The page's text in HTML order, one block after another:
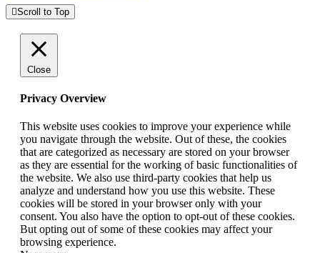
Scroll to Top
Close
Privacy Overview
This website uses cookies to improve your experience while
you navigate through the website. Out of these, the cookies
that are categorized as necessary are stored on your browser
as they are essential for the working of basic functionalities of
the website. We also use third-party cookies that help us
analyze and understand how you use this website. These
cookies will be stored in your browser only with your
consent. You also have the option to opt-out of these cookies.
But opting out of some of these cookies may affect your
browsing experience.